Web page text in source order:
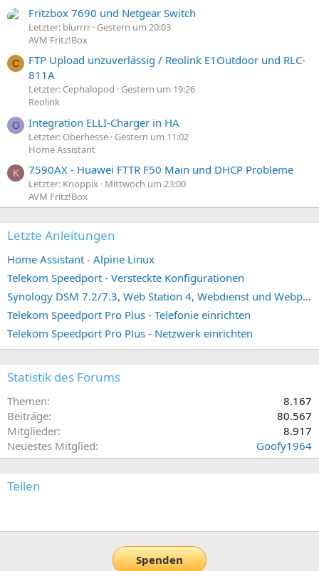
Fritzbox 7690 und Netgear Switch
Letzter: blurrrr Gestern um 20:03
AVM Fritz!Box
C
FTP Upload unzuverlässig / Reolink E1Outdoor und RLC-
811A
Letzter: Cephalopod
Gestern um 19:26
Reolink
O Integration ELLI-Charger in HA
Letzter: Oberhesse Gestern um 11:02
Home Assistant
K 7590AX - Huawei FTTR F50 Main und DHCP Probleme
Letzter: Knoppix Mittwoch um 23:00
AVM Fritz!Box
Letzte Anleitungen
Home Assistant - Alpine Linux
Telekom Speedport - Versteckte Konfigurationen
Synology DSM 7.2/7.3, Web Station 4, Webdienst und Webportal erstellen (ehemals vHost)
Telekom Speedport Pro Plus - Telefonie einrichten
Telekom Speedport Pro Plus - Netzwerk einrichten
Statistik des Forums
Themen
8.167
Beiträge
80.567
Mitglieder
8.917
Neuestes Mitglied
Goofy1964
Teilen
Spenden